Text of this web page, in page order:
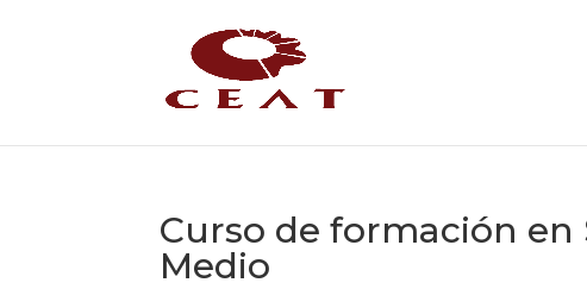
Curso de formación en
Medio